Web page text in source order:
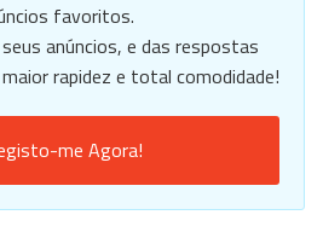
favoritos.
anúncios, e das respostas
rapidez e total comodidade!
me Agora!